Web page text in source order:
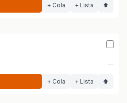
+ Cola + Lista ⬆
—
+ Cola + Lista ⬆